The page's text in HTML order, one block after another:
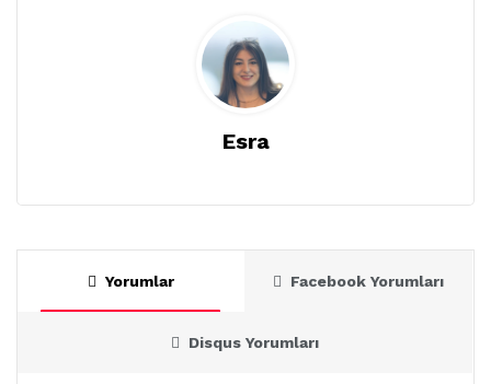
Esra
Yorumlar Facebook Yorumları
Disqus Yorumları